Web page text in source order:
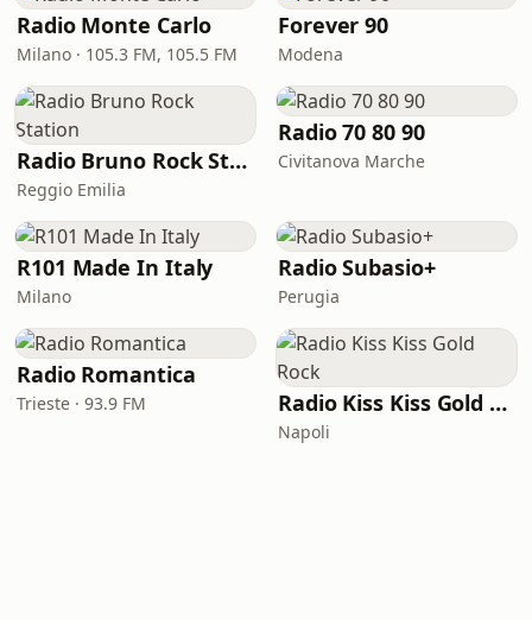
Radio Monte Carlo
Milano · 105.3 FM, 105.5 FM
Forever 90
Modena
Radio Bruno Rock Station
Reggio Emilia
Radio 70 80 90
Civitanova Marche
R101 Made In Italy
Milano
Radio Subasio+
Perugia
Radio Romantica
Trieste · 93.9 FM Radio Kiss Kiss Gold Rock
Napoli